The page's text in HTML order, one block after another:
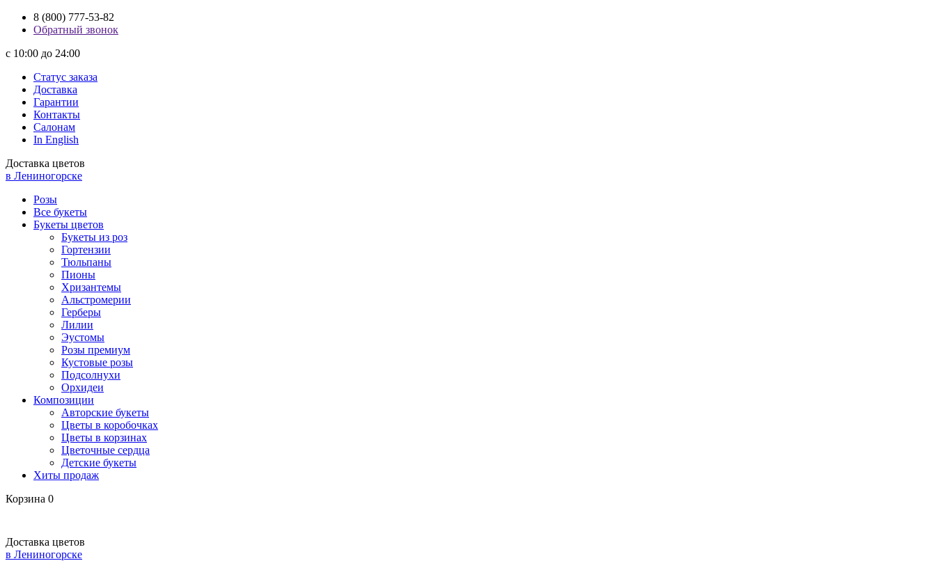
8 (800) 777-53-82
Обратный звонок
с 10:00 до 24:00
Статус заказа
Доставка
Гарантии
Контакты
Салонам
In English
Доставка цветов
в Лениногорске
Розы
Все букеты
Букеты цветов
Букеты из роз
Гортензии
Тюльпаны
Пионы
Хризантемы
Альстромерии
Герберы
Лилии
Эустомы
Розы премиум
Кустовые розы
Подсолнухи
Орхидеи
Композиции
Авторские букеты
Цветы в коробочках
Цветы в корзинах
Цветочные сердца
Детские букеты
Хиты продаж
Корзина 0
Доставка цветов
в Лениногорске